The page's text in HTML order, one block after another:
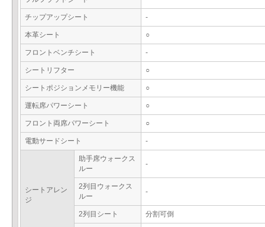
チップアップシート -
本革シート ○
フロントベンチシート -
シートリフター ○
シートポジションメモリー機能 ○
運転席パワーシート ○
フロント両席パワーシート ○
電動サードシート -
シートアレン
ジ
助手席ウォークス
ルー
-
2列目ウォークス
ルー
-
2列目シート 分割可倒